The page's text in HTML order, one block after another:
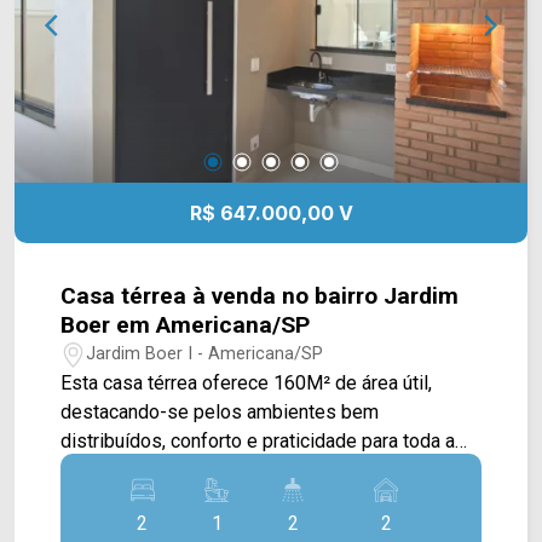
modernidade no coração de um corredor
da Arbix Imóveis e agende a sua visita!!
WhatsApp e Telefone: (19) 3475-4546 ARBIX
IMÓVEIS - Presente em cada mudança!
R$ 647.000,00 V
Casa térrea à venda no bairro Jardim
Boer em Americana/SP
Jardim Boer I - Americana/SP
Esta casa térrea oferece 160M² de área útil,
destacando-se pelos ambientes bem
distribuídos, conforto e praticidade para toda a
família. A área social conta com sala de estar e
sala de jantar integradas, proporcionando um
ambiente amplo e acolhedor para os momentos
2 1 2 2